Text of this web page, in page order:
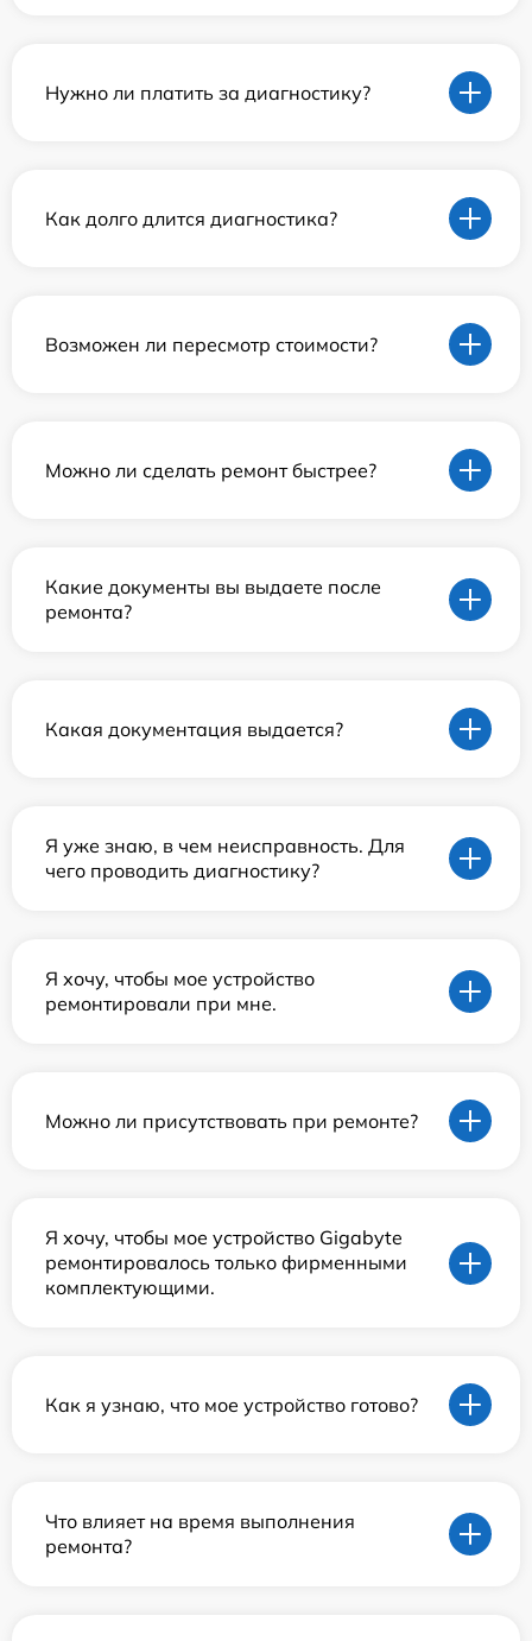
Нужно ли платить за диагностику?
Как долго длится диагностика?
Возможен ли пересмотр стоимости?
Можно ли сделать ремонт быстрее?
Какие документы вы выдаете после
ремонта?
Какая документация выдается?
Я уже знаю, в чем неисправность. Для
чего проводить диагностику?
Я хочу, чтобы мое устройство
ремонтировали при мне.
Можно ли присутствовать при ремонте?
Я хочу, чтобы мое устройство Gigabyte
ремонтировалось только фирменными
комплектующими.
Как я узнаю, что мое устройство готово?
Что влияет на время выполнения
ремонта?